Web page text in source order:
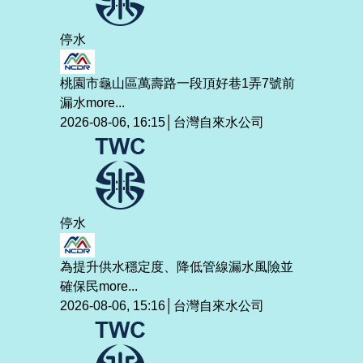
停水
桃園市龜山區萬壽路一段頂好巷1弄7號前
漏水more...
2026-08-06, 16:15│台灣自來水公司
停水
為提升供水穩定度、降低管線漏水風險並
確保民more...
2026-08-06, 15:16│台灣自來水公司